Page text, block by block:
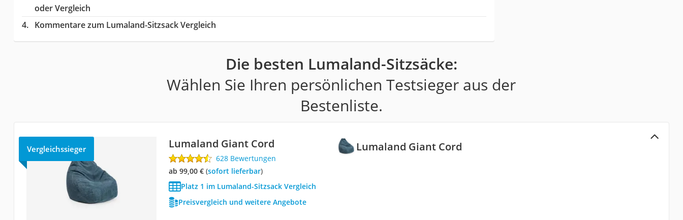
oder Vergleich
Kommentare zum Lumaland-Sitzsack Vergleich
Die besten Lumaland-Sitzsäcke:
Wählen Sie Ihren persönlichen Testsieger aus der
Bestenliste.
Lumaland Giant Cord
Vergleichssieger Lumaland Giant Cord
628 Bewertungen
ab 99,00 €( Sofort lieferbar)
Platz 1 im Lumaland-Sitzsack Vergleich
Preisvergleich und weitere Angebote